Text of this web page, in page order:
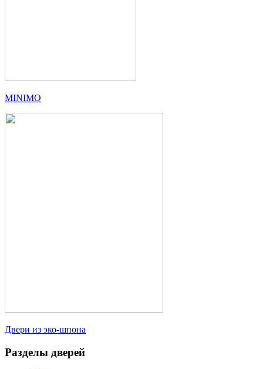
MINIMO
Двери из эко-шпона
Разделы дверей